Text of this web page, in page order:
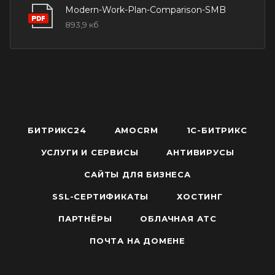
Modern-Work-Plan-Comparison-SMB
893,9 кб
БИТРИКС24 AMOCRM 1С-БИТРИКС
УСЛУГИ И СЕРВИСЫ АНТИВИРУСЫ
САЙТЫ ДЛЯ БИЗНЕСА
SSL-СЕРТИФИКАТЫ ХОСТИНГ
ПАРТНЁРЫ ОБЛАЧНАЯ АТС
ПОЧТА НА ДОМЕНЕ